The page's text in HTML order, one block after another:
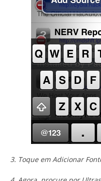
3. Toque em Adicionar